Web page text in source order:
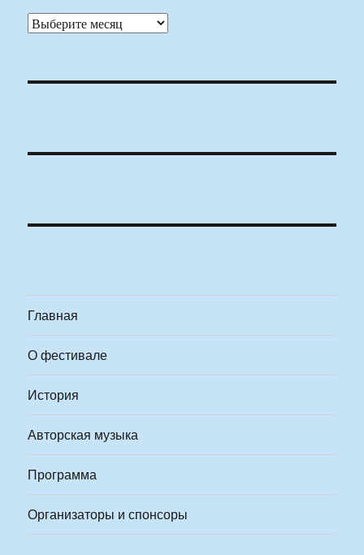
Архивы
Главная
О фестивале
История
Авторская музыка
Программа
Организаторы и спонсоры